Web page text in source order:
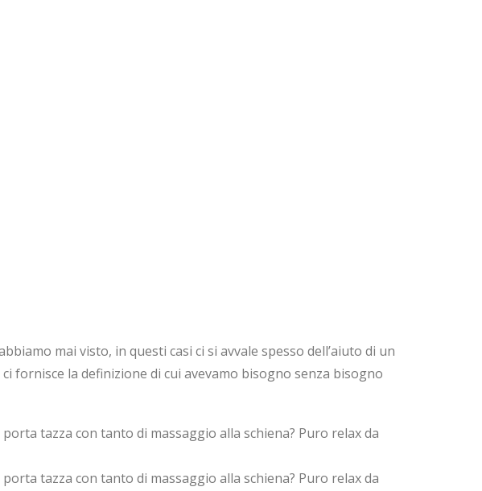
mai visto, in questi casi ci si avvale spesso dell’aiuto di un
fornisce la definizione di cui avevamo bisogno senza bisogno
tazza con tanto di massaggio alla schiena? Puro relax da
tazza con tanto di massaggio alla schiena? Puro relax da